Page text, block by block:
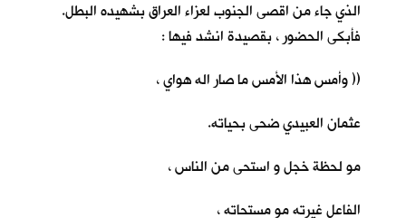
الذي جاء من اقصى الجنوب لعزاء العراق بشهيده البطل.
فأبكى الحضور ، بقصيدة انشد فيها :
(( وأمس هذا الأمس ما صار اله هواي ،
عثمان العبيدي ضحى بحياته.
مو لحظة خجل و استحى من الناس ،
الفاعل غيرته مو مستحاته ،